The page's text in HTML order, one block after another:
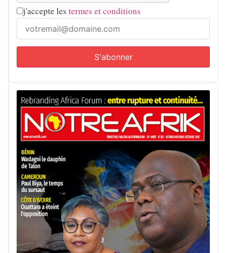
j'accepte les termes et conditions